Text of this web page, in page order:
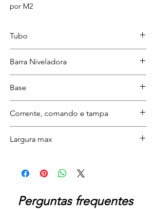
por M2
Tubo
Barra Niveladora
Base
Corrente, comando e tampa
Largura max
Perguntas frequentes